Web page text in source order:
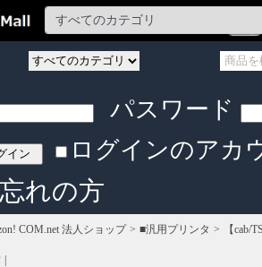
パスワード
ログインのアカ
れの方
COM.net 法人ショップ ■汎用プリンタ 【cab/